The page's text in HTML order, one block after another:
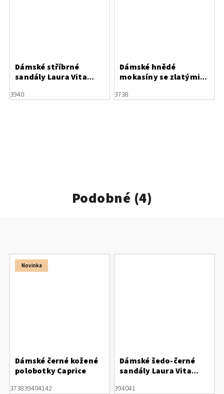
Dámské stříbrné
sandály Laura Vita
3940
Dámské hnědé
mokasíny se zlatými
3738
Podobné (4)
Novinka
Dámské černé kožené
polobotky Caprice
373839404142
Dámské šedo-černé
sandály Laura Vita
394041